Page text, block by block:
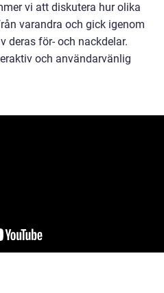
vi att diskutera hur olika
varandra och gick igenom
deras för- och nackdelar.
och användarvänlig